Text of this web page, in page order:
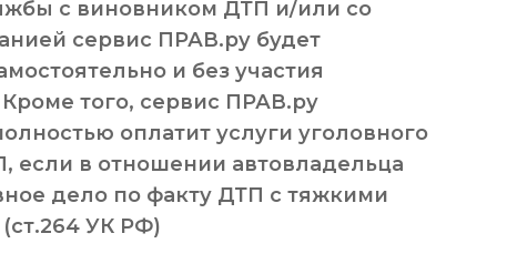
с виновником ДТП и/или со
сервис ПРАВ.ру будет
и без участия
того, сервис ПРАВ.ру
оплатит услуги уголовного
если в отношении автовладельца
дело по факту ДТП с тяжкими
УК РФ)